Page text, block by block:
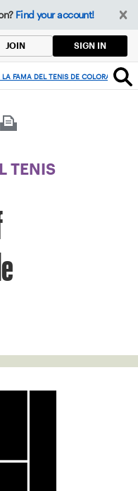
Find your account!
JOIN SIGN IN
FAMA DEL TENIS DE COLORADO >
TENIS